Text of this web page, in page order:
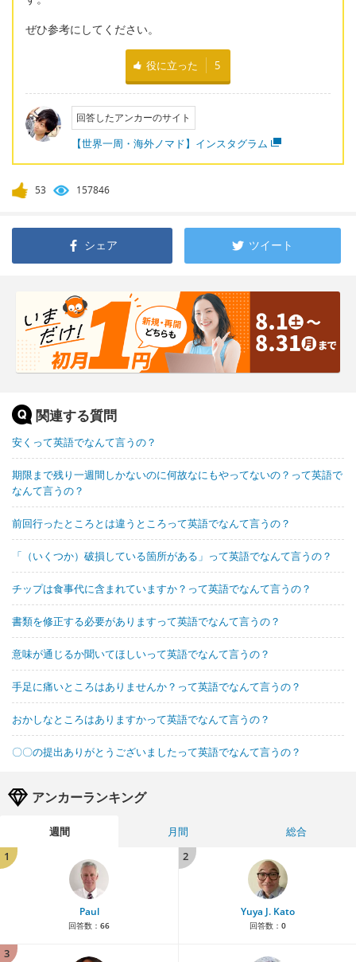
ぜひ参考にしてください。
役に立った 5
回答したアンカーのサイト
【世界一周・海外ノマド】インスタグラム
53 157846
シェア ツイート
関連する質問
安くって英語でなんて言うの？
期限まで残り一週間しかないのに何故なにもやってないの？って英語で
なんて言うの？
前回行ったところとは違うところって英語でなんて言うの？
「（いくつか）破損している箇所がある」って英語でなんて言うの？
チップは食事代に含まれていますか？って英語でなんて言うの？
書類を修正する必要がありますって英語でなんて言うの？
意味が通じるか聞いてほしいって英語でなんて言うの？
手足に痛いところはありませんか？って英語でなんて言うの？
おかしなところはありますかって英語でなんて言うの？
〇〇の提出ありがとうございましたって英語でなんて言うの？
アンカーランキング
週間 月間
総合
1
Paul
回答数： 66
2
Yuya J. Kato
回答数： 0
3